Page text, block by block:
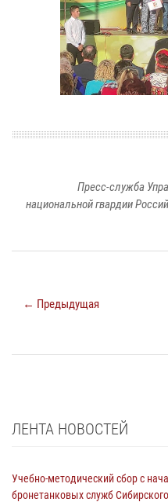
Пресс-служба
национальной гвардии
← Предыдущая
ЛЕНТА НОВОСТЕЙ
Учебно-методический сбор с
бронетанковых служб